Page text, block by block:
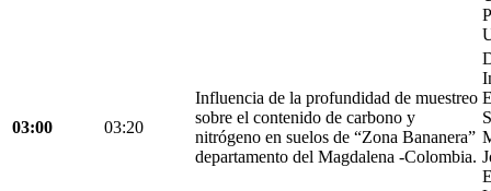
03:00 03:20
Influencia de la profundidad de muestreo
sobre el contenido de carbono y
nitrógeno en suelos de “Zona Bananera”
departamento del Magdalena -Colombia.